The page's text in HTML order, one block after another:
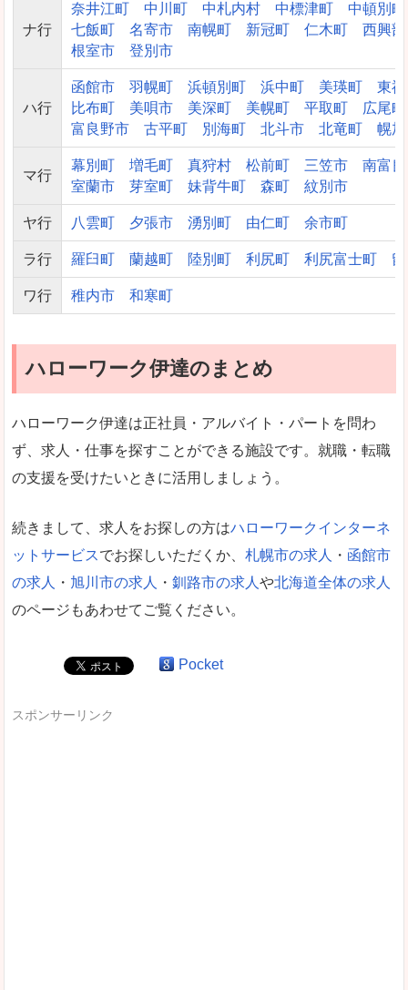
ナ行
奈井江町 中川町 中札内村 中標津町
中頓別町
七飯町
名寄市 南幌町 新冠町 仁木町
西興
根室市
登別市
ハ行
函館市 羽幌町 浜頓別町 浜中町 美瑛町
東
比布町
美唄市 美深町 美幌町 平取町
広尾町
富良野市
古平町 別海町 北斗市 北竜町 幌
マ行
幕別町 増毛町 真狩村 松前町 三笠市
南富
室蘭市
芽室町 妹背牛町 森町 紋別市
ヤ行 八雲町 夕張市 湧別町 由仁町 余市町
ラ行 羅臼町 蘭越町 陸別町 利尻町 利尻富士町
ワ行 稚内市 和寒町
ハローワーク伊達のまとめ
ハローワーク伊達は正社員・アルバイト・パートを問わ
ず、求人・仕事を探すことができる施設です。就職・転職
の支援を受けたいときに活用しましょう。
続きまして、求人をお探しの方はハローワークインターネ
ットサービスでお探しいただくか、 札幌市の求人 ・ 函館市
の求人
・ 旭川市の求人 ・ 釧路市の求人 や北海道全体の求人
のページもあわせてご覧ください。
Pocket
スポンサーリンク